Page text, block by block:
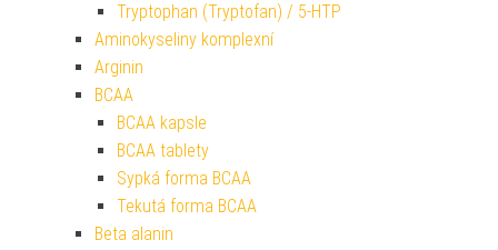
Tryptophan (Tryptofan) / 5-HTP
Aminokyseliny komplexní
Arginin
BCAA
BCAA kapsle
BCAA tablety
Sypká forma BCAA
Tekutá forma BCAA
Beta alanin